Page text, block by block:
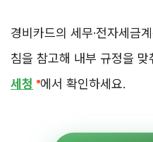
경비카드의 세무·전자세금
침을 참고해 내부 규정을
세청
에서 확인하세요.